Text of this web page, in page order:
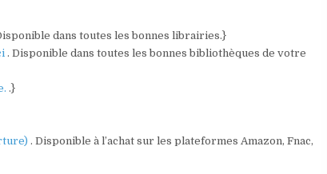
dans toutes les bonnes librairies.}
. Disponible dans toutes les bonnes bibliothèques de votre
.}
. Disponible à l’achat sur les plateformes Amazon, Fnac,